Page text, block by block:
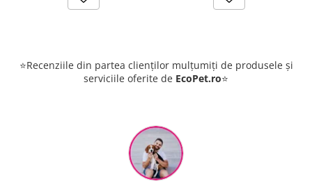
⭐Recenziile din partea clienților mulțumiți de produsele și
serviciile oferite de EcoPet.ro⭐